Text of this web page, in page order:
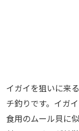
イガイを狙いに来
チ釣りです。イガ
食用のムール貝に